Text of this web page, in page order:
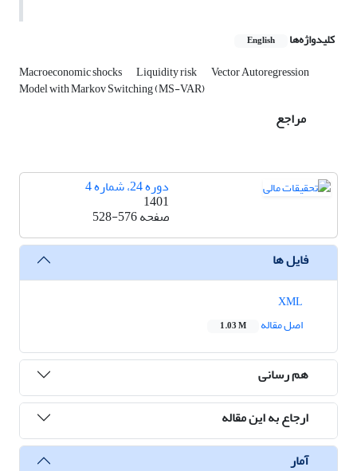
کلیدواژه‌ها English
Macroeconomic shocks Liquidity risk Vector Autoregression
Model with Markov Switching (MS-VAR)
مراجع
دوره 24، شماره 4
1401
صفحه528-576
فایل ها
اصل مقاله
1.03 M
هم رسانی
ارجاع به این مقاله
آمار